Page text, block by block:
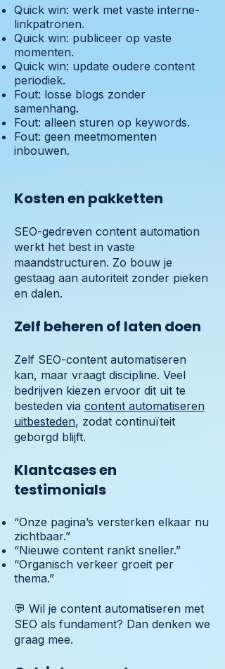
Quick win: werk met vaste interne-
linkpatronen.
Quick win: publiceer op vaste
momenten.
Quick win: update oudere content
periodiek.
Fout: losse blogs zonder
samenhang.
Fout: alleen sturen op keywords.
Fout: geen meetmomenten
inbouwen.
Kosten en pakketten
SEO-gedreven content automation
werkt het best in vaste
maandstructuren. Zo bouw je
gestaag aan autoriteit zonder pieken
en dalen.
Zelf beheren of laten doen
Zelf SEO-content automatiseren
kan, maar vraagt discipline. Veel
bedrijven kiezen ervoor dit uit te
besteden via content automatiseren
uitbesteden, zodat continuïteit
geborgd blijft.
Klantcases en
testimonials
“Onze pagina’s versterken elkaar nu
zichtbaar.”
“Nieuwe content rankt sneller.”
“Organisch verkeer groeit per
thema.”
💬 Wil je content automatiseren met
SEO als fundament? Dan denken we
graag mee.